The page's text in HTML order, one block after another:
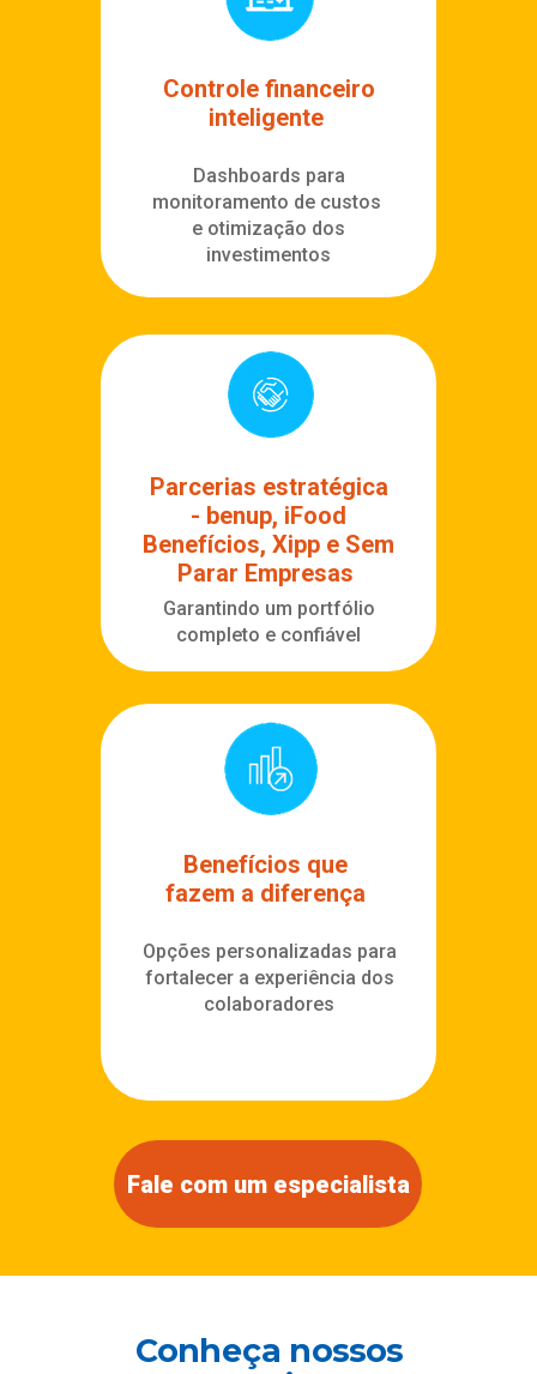
Conheça nossos
Fale com um especialista
Controle financeiro
inteligente
Dashboards para
monitoramento de custos
e otimização dos
investimentos
Parcerias estratégica
- benup, iFood
Benefícios, Xipp e Sem
Parar Empresas
Garantindo um portfólio
completo e confiável
Benefícios que
fazem a diferença
Opções personalizadas para
fortalecer a experiência dos
colaboradores